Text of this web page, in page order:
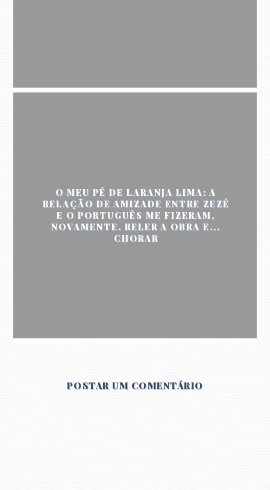
O MEU PÉ DE LARANJA LIMA: A
RELAÇÃO DE AMIZADE ENTRE ZEZÉ
E O PORTUGUÊS ME FIZERAM,
NOVAMENTE, RELER A OBRA E...
CHORAR
POSTAR UM COMENTÁRIO